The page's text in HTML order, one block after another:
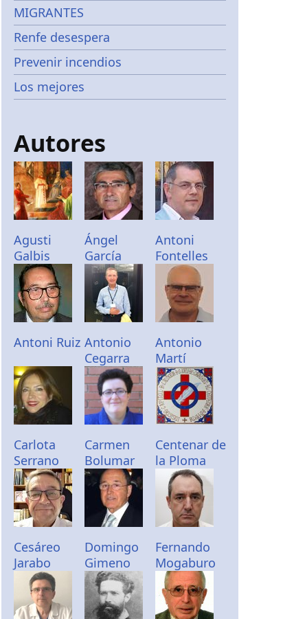
MIGRANTES
Renfe desespera
Prevenir incendios
Los mejores
Autores
Agusti
Galbis
Ángel
García
Antoni
Fontelles
Antoni Ruiz Antonio
Cegarra
Antonio
Martí
Carlota
Serrano
Carmen
Bolumar
Centenar de
la Ploma
Cesáreo
Jarabo
Domingo
Gimeno
Fernando
Mogaburo